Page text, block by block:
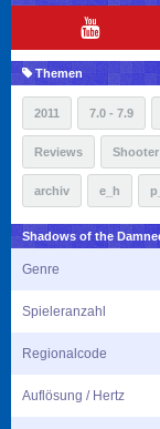
Themen
2011 7.0 - 7.9
Reviews Shooter
archiv e_h
Shadows of the
Genre
Spieleranzahl
Regionalcode
Auflösung / Hertz